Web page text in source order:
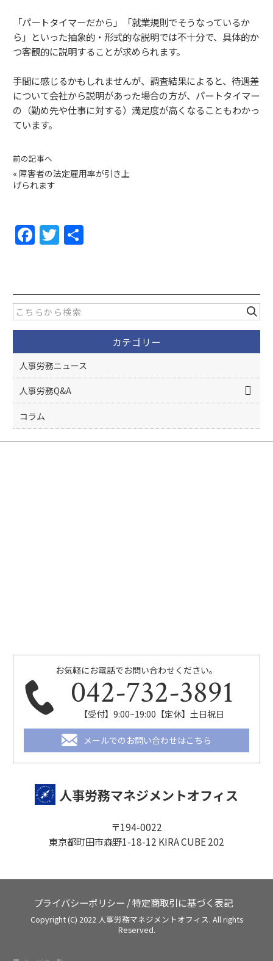
「パートタイマーだから」「就業規則でそうなっているか
ら」といった抽象的・形式的な説明では不十分で、具体的か
つ客観的に説明することが求められます。
手間に感じるかもしれませんが、調査結果によると、待遇差
について会社から説明があった場合の方が、パートタイマー
の（勤め先や仕事に対する）満足度が高くなることもわかっ
ています。
前の記事へ
« 障害者の法定雇用率が引き上
げられます
F
a
e
b
o
o
k
T
w
er
カテゴリー
人事労務ニュース
人事労務Q&A
コラム
お気軽にお電話でお問い合わせください。
042-732-3891
【受付】9:00~19:00【定休】土日祝日
メールでのお問い合わせはこちら
人事労務マネジメントオフィス
〒194-0022
東京都町田市森野1-18-12 KIRA CUBE 202
プライバシーポリシー /特定商取引に基づく表記
Copyright (C) 2022 人事労務マネジメントオフィス. All rights
Reserved.